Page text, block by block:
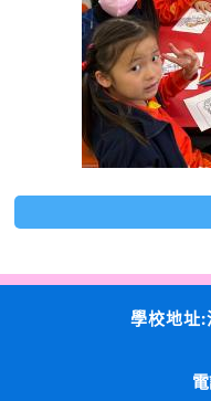
學校地址